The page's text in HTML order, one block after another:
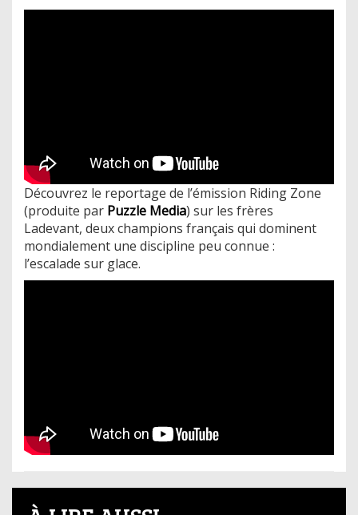
Découvrez le reportage de l’émission Riding Zone
(produite par Puzzle Media) sur les frères
Ladevant, deux champions français qui dominent
mondialement une discipline peu connue :
l’escalade sur glace.